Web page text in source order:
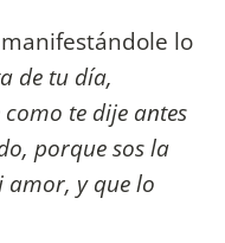
lo
de tu día,
te dije antes
porque sos la
amor, y que lo